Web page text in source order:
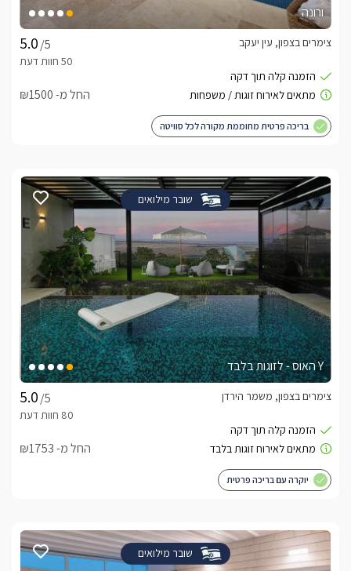
ורונה
/5
צימרים בצפון, עין יעקב
החל מ- ₪1500
בריכה פרטית מחוממת מקורה לכל סוויטה
שובר מילואים
Y האוס - לזוגות בלבד
/5
צימרים בצפון, משמר הירדן
החל מ- ₪1753
יוקרה עם בריכה פרטית
שובר מילואים